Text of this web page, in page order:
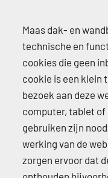
Maas dak- en
technische en
cookies die geen
cookie is een klein
bezoek aan deze
computer, tablet of
gebruiken zijn
werking van de
zorgen ervoor dat